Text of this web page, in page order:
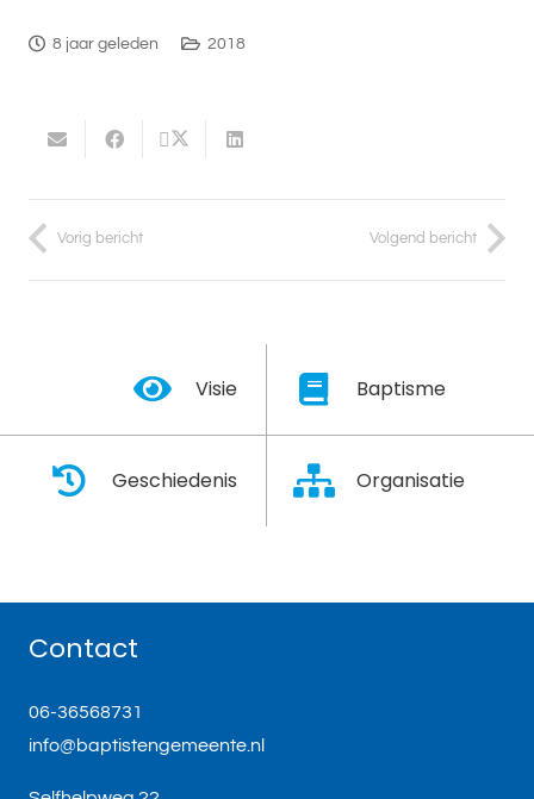
8 jaar geleden 2018
Vorig bericht Volgend bericht
Visie Baptisme
Geschiedenis Organisatie
Contact
06-36568731
info@baptistengemeente.nl